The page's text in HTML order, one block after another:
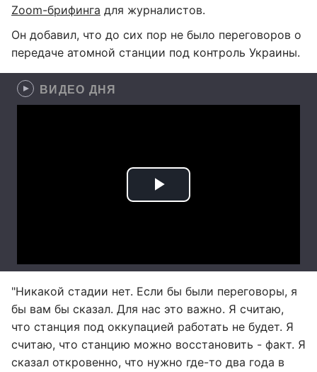
Zoom-брифинга для журналистов.
Он добавил, что до сих пор не было переговоров о
передаче атомной станции под контроль Украины.
ВИДЕО ДНЯ
"Никакой стадии нет. Если бы были переговоры, я
бы вам бы сказал. Для нас это важно. Я считаю,
что станция под оккупацией работать не будет. Я
считаю, что станцию можно восстановить - факт. Я
сказал откровенно, что нужно где-то два года в